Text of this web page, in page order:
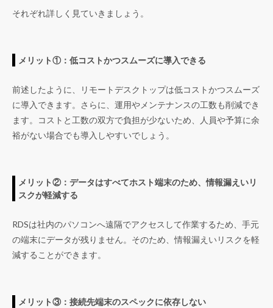
それぞれ詳しく見ていきましょう。
メリット①：低コストかつスムーズに導入できる
前述したように、リモートデスクトップは低コストかつスムーズ
に導入できます。さらに、運用やメンテナンスの工数も削減でき
ます。コストと工数の双方で負担が少ないため、人員や予算に余
裕がない場合でも導入しやすいでしょう。
メリット②：データはすべてホスト端末のため、情報漏えいリ
スクが軽減する
RDSは社内のパソコンへ遠隔でアクセスして作業するため、手元
の端末にデータが残りません。そのため、情報漏えいリスクを軽
減することができます。
メリット③：接続先端末のスペックに依存しない